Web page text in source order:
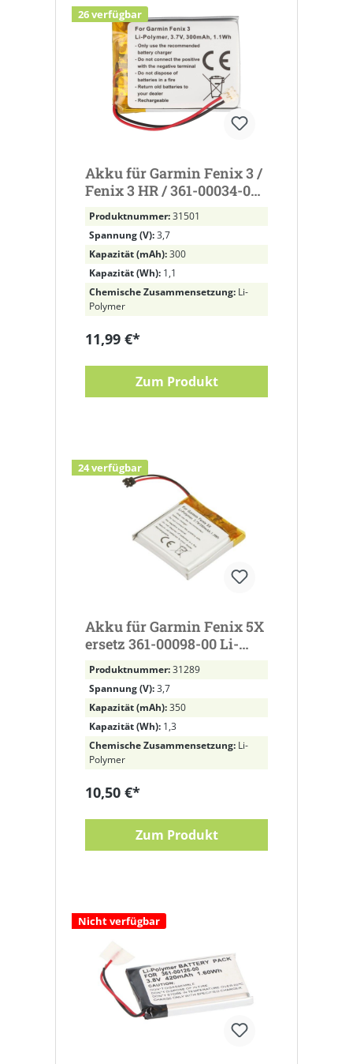
26 verfügbar
Akku für Garmin Fenix 3 /
Fenix 3 HR / 361-00034-02 /
3,7V / 300mAh / Li-
Polymer
Produktnummer:31501
Spannung (V):3,7
Kapazität (mAh):300
Kapazität (Wh): 1,1
Chemische Zusammensetzung: Li-
Polymer
11,99 €*
Zum Produkt
24 verfügbar
Akku für Garmin Fenix 5X
ersetz 361-00098-00 Li-
Polymer, 3,7V, 350mAh
Produktnummer:31289
Spannung (V):3,7
Kapazität (mAh):350
Kapazität (Wh): 1,3
Chemische Zusammensetzung: Li-
Polymer
10,50 €*
Zum Produkt
Nicht verfügbar